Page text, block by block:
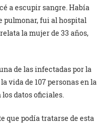
a escupir sangre. Había
pulmonar, fui al hospital
la mujer de 33 años,
de las infectadas por la
vida de 107 personas en la
datos oficiales.
que podía tratarse de esta